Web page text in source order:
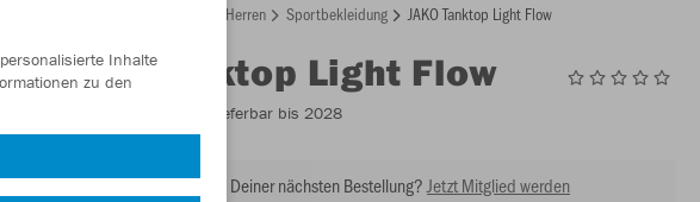
Herren Sportbekleidung JAKO Tanktop Light Flow
JAKOTanktop Light Flow
- Lieferbar bis 2028
Lust auf 30% Rabatt bei Deiner nächsten Bestellung? Jetzt Mitglied werden
Inhalte
zu den